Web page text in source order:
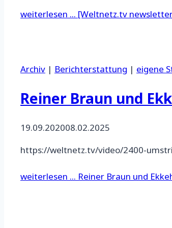
weiterlesen ... [Weltnetz.tv
Archiv | Berichterstattung | eigene
Reiner Braun und
19.09.202008.02.2025
https://weltnetz.tv/video/2400-
weiterlesen ... Reiner Braun und